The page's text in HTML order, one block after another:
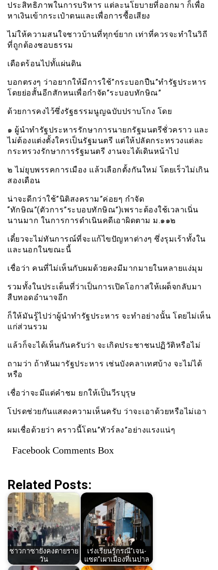
ประสิทธิภาพในการบริหาร แต่ละนโยบายที่ออกมา ก็เพื่อ
หาเงินเข้ากระเป๋าตนและเพื่อการซื้อเสียง
ไม่ให้ความสนใจชาวบ้านที่ทุกข์ยาก เท่าที่ควรจะทำในวิถี
ที่ถูกต้องชอบธรรม
เดือดร้อนไปทั้แผ่นดิน
บอกตรงๆ ว่าอยากให้มีการใช้”กระบอกปืน”ทำรัฐประหาร
โดยย่อสั้นอีกสักหนเพื่อกำจัด”ระบอบทักษิณ”
ด้วยการคงไว้ซึ่งรัฐธรรมนูญฉบับปราบโกง โดย
๑ ผู้นำทำรัฐประหารรักษาการนายกรัฐมนตรีชั่วคราว และ
ไม่ต้องแต่งตั้งใครเป็นรัฐมนตรี แต่ให้ปลัดกระทรวงแต่ละ
กระทรวงรักษาการรัฐมนตรี งานจะได้เดินหน้าไป
๒ ไม่ยุบพรรคการเมือง แล้วเลือกตั้งกันใหม่ โดยเร็วไม่เกิน
สองเดือน
น่าจะดีกว่าใช้”นิติสงคราม”ค่อยๆ กำจัด
“ทักษิณ”(ตัวการ”ระบอบทักษิณ”)เพราะต้องใช้เวลาเนิ่น
นานมาก ในการการดำเนินคดีเอาผิดตาม ม.๑๑๒
เดี๋ยวจะไม่ทันการณ์ที่จะแก้ไขปัญหาต่างๆ ซึ่งรุมเร้าทั้งใน
และนอกในขณะนี้
เชื่อว่า คนที่ไม่เห็นกับผมด้วยคงมีมากมายในหลายแง่มุม
รวมทั้งในประเด็นที่ว่าเป็นการเปิดโอกาสให้เผด็จกลับมา
สืบทอดอำนาจอีก
ก็ให้มันรู้ไปว่าผู้นำทำรัฐประหาร จะทำอย่างนั้น โดยไม่เห็น
แก่ส่วนรวม
แล้วก็จะได้เห็นกันครับว่า จะเกิดประชาชนปฏิวัติหรือไม่
ถามว่า ถ้าหันมารัฐประหาร เช่นบังคลาเทศบ้าง จะไม่ได้
หรือ
เชื่อว่าจะมีแต่คำชม ยกให้เป็นวีรบุรุษ
โปรดช่วยกันแสดงความเห็นครับ ว่าจะเอาด้วยหรือไม่เอา
ผมเชื่อด้วยว่า คราวนี้โดน”ทัวร์ลง”อย่างแรงแน่ๆ
Facebook Comments Box
Related Posts:
ชาวกาซายังคงตายราย
วัน
เร่งเรียนรู้กรณี”เจน-
แซด”เผาเมืองที่เนปาล